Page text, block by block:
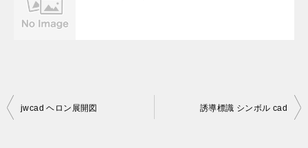
投
jwcad ヘロン展開図 誘導標識 シンボル cad